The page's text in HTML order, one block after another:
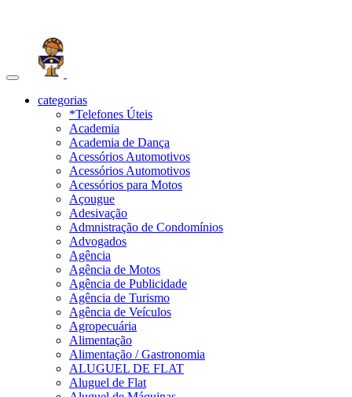
Toggle
navigationcategorias
*Telefones Úteis
Academia
Academia de Dança
Acessórios Automotivos
Acessórios Automotivos
Acessórios para Motos
Açougue
Adesivação
Admnistração de Condomínios
Advogados
Agência
Agência de Motos
Agência de Publicidade
Agência de Turismo
Agência de Veículos
Agropecuária
Alimentação
Alimentação / Gastronomia
ALUGUEL DE FLAT
Aluguel de Flat